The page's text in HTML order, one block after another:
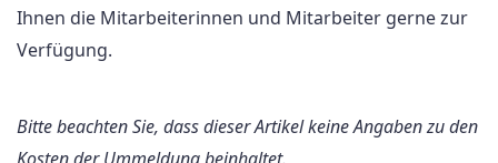
Ihnen die Mitarbeiterinnen und Mitarbeiter gerne zur
Verfügung.
Bitte beachten Sie, dass dieser Artikel keine Angaben zu den